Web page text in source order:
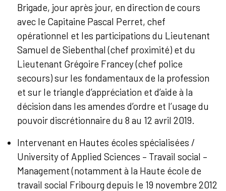
Brigade, jour après jour, en direction de cours
avec le Capitaine Pascal Perret, chef
opérationnel et les participations du Lieutenant
Samuel de Siebenthal (chef proximité) et du
Lieutenant Grégoire Francey (chef police
secours) sur les fondamentaux de la profession
et sur le triangle d’appréciation et d’aide à la
décision dans les amendes d’ordre et l’usage du
pouvoir discrétionnaire du 8 au 12 avril 2019.
Intervenant en Hautes écoles spécialisées /
University of Applied Sciences – Travail social –
Management (notamment à la Haute école de
travail social Fribourg depuis le 19 novembre 2012